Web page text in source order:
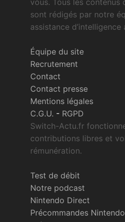
Sorties de jeux
Guides
vous. Tous les
sont rédigés par notre
assistance
Équipe du site
Recrutement
Contact
Contact presse
Mentions légales
C.G.U. - RGPD
Switch-Actu.fr
contributions libres et
rémunération.
Test de débit
Notre podcast
Nintendo Direct
Précommandes Nintendo